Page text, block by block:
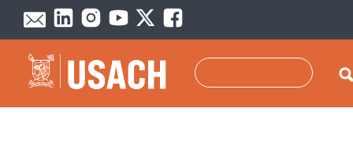
Pasar al contenido principal